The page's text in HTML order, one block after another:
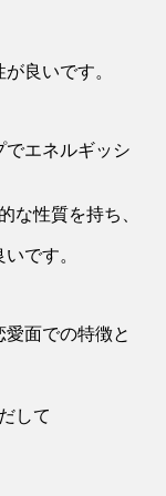
良いです。
でエネルギッシ
な性質を持ち、
です。
面での特徴と
して